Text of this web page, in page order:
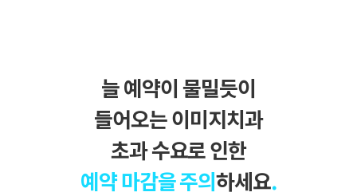
늘 예약이 물밀듯이
들어오는 이미지치과
초과 수요로 인한
예약 마감을 주의하세요.